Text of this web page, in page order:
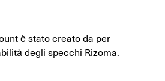
è stato creato da per
degli specchi Rizoma.